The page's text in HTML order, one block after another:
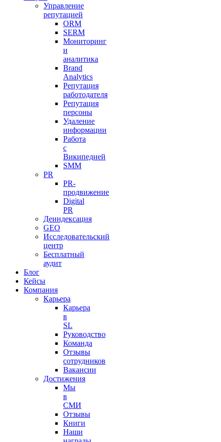
Управление
репутацией
ORM
SERM
Мониторинг
и
аналитика
Brand
Analytics
Репутация
работодателя
Репутация
персоны
Удаление
информации
Работа
с
Википедией
SMM
PR
PR-
продвижение
Digital
PR
Деиндексация
GEO
Исследовательский
центр
Бесплатный
аудит
Блог
Кейсы
Компания
Карьера
Карьера
в
SL
Руководство
Команда
Отзывы
сотрудников
Вакансии
Достижения
Мы
в
СМИ
Отзывы
Книги
Наши